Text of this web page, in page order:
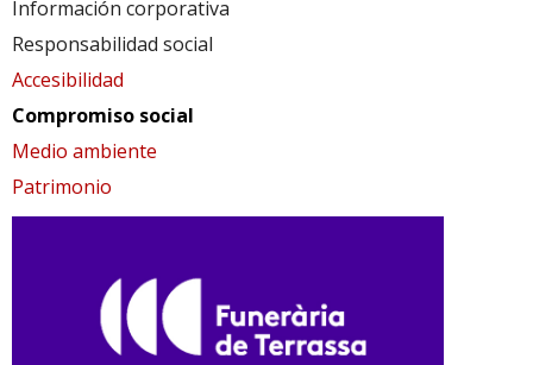
Información corporativa
Responsabilidad social
Accesibilidad
Compromiso social
Medio ambiente
Patrimonio